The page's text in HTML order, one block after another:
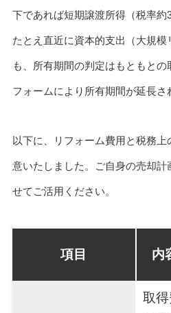
下であれば短期譲渡所得（税率約
たとえ直近に資本的支出（大規
も、所有期間の判定はもともとの
フォームにより所有期間が延長さ
以下に、リフォーム費用と税務
意いたしました。ご自身の売却
せてご活用ください。
項目 内
取得